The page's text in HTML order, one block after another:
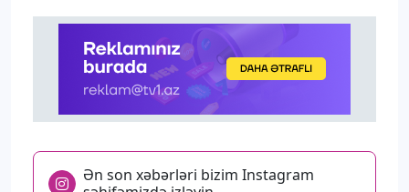
Ən son xəbərləri bizim Instagram